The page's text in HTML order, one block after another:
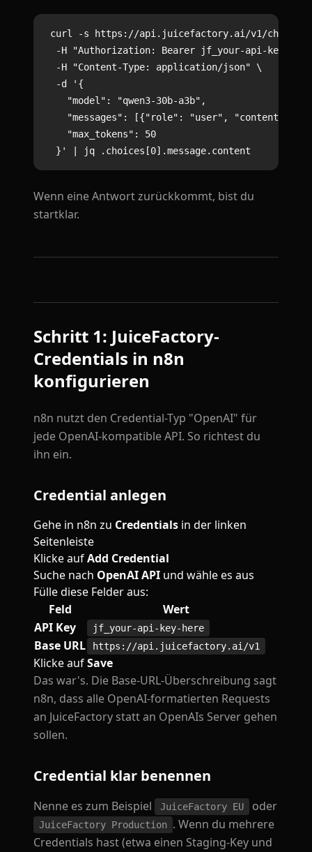
curl -s https://api.juicefactory.ai/v1/chat/
-H "Authorization: Bearer jf_your-api-key-
  -H "Content-Type: application/json" \
  -d '{
    "model": "qwen3-30b-a3b",
"messages": [{"role": "user", "content":
    "max_tokens": 50
Wenn eine Antwort zurückkommt, bist du
startklar.
Schritt 1: JuiceFactory-
Credentials in n8n
konfigurieren
n8n nutzt den Credential-Typ "OpenAI" für
jede OpenAI-kompatible API. So richtest du
ihn ein.
Credential anlegen
Gehe in n8n zu Credentials in der linken
Seitenleiste
Klicke aufAdd Credential
Suche nach OpenAI API und wähle es aus
Fülle diese Felder aus:
Feld
Wert
API Key
jf_your-api-key-here
Base URL https://api.juicefactory.ai/v1
Klicke aufSave
Das war's. Die Base-URL-Überschreibung sagt
n8n, dass alle OpenAI-formatierten Requests
an JuiceFactory statt an OpenAIs Server gehen
sollen.
Credential klar benennen
Nenne es zum Beispiel JuiceFactory EU oder
JuiceFactory Production
. Wenn du mehrere
Credentials hast (etwa einen Staging-Key und